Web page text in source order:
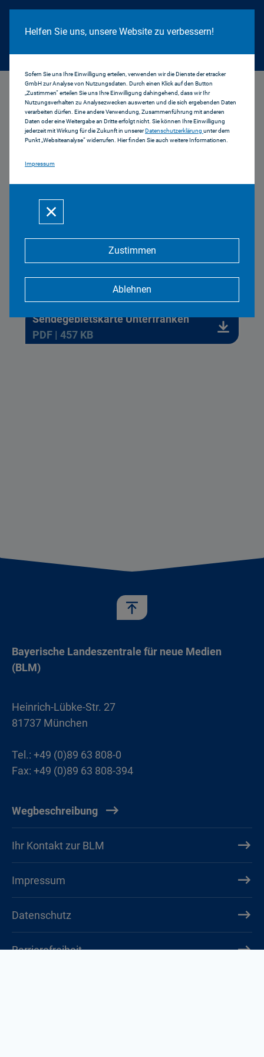
Cookie Hinweis
Helfen Sie uns, unsere Website zu verbessern!
Sofern Sie uns Ihre Einwilligung erteilen, verwenden wir die Dienste der etracker
GmbH zur Analyse von Nutzungsdaten. Durch einen Klick auf den Button
„Zustimmen“ erteilen Sie uns Ihre Einwilligung dahingehend, dass wir Ihr
Nutzungsverhalten zu Analysezwecken auswerten und die sich ergebenden Daten
verarbeiten dürfen. Eine andere Verwendung, Zusammenführung mit anderen
Daten oder eine Weitergabe an Dritte erfolgt nicht. Sie können Ihre Einwilligung
jederzeit mit Wirkung für die Zukunft in unsererDatenschutzerklärung unter dem
Punkt „Websiteanalyse“ widerrufen. Hier finden Sie auch weitere Informationen.
Impressum
Zustimmen
Ablehnen
Unterfranken
Unterfranken
Funkplanungsdaten Unterfranken,
TV Mainfranken
PDF | 740 KB
Zentrale Kennwerte Unterfranken,
Sendegebietskarte Unterfranken
PDF | 457 KB
Bayerische Landeszentrale für neue Medien
(BLM)
Heinrich-Lübke-Str. 27
81737 München
Tel.: +49 (0)89 63 808-0
Fax: +49 (0)89 63 808-394
Wegbeschreibung
Ihr Kontakt zur BLM
Impressum
Datenschutz
Barrierefreiheit